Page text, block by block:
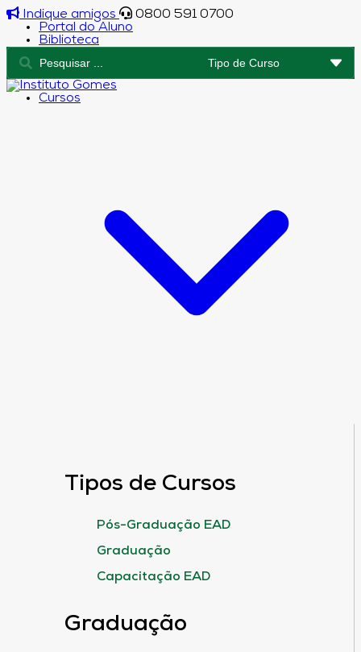
Indique amigos
0800 591 0700
Portal do Aluno
Biblioteca
Cursos
Tipos de Cursos
Pós-Graduação EAD
Graduação
Capacitação EAD
Graduação